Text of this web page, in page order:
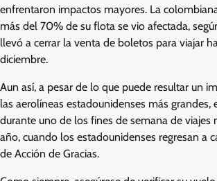
enfrentaron impactos mayores. La
más del 70% de su flota se vio afectada,
llevó a cerrar la venta de boletos para viajar
diciembre.
Aun así, a pesar de lo que puede resultar un
las aerolíneas estadounidenses más grandes,
durante uno de los fines de semana de viajes
año, cuando los estadounidenses regresan a
de Acción de Gracias.